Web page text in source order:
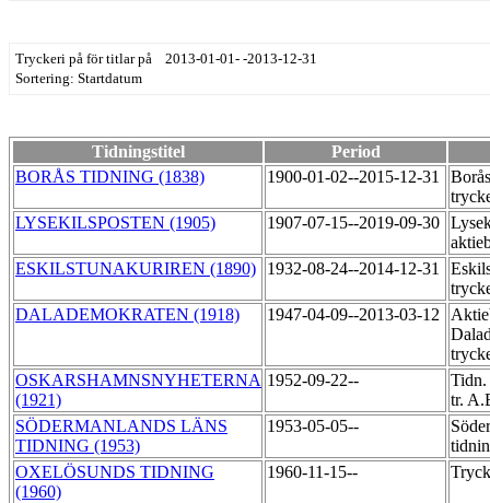
Tryckeri på för titlar på 2013-01-01- -2013-12-31
Sortering: Startdatum
Tidningstitel
Period
BORÅS TIDNING (1838)
1900-01-02--2015-12-31
LYSEKILSPOSTEN (1905)
1907-07-15--2019-09-30
ESKILSTUNAKURIREN (1890)
1932-08-24--2014-12-31
DALADEMOKRATEN (1918)
1947-04-09--2013-03-12
OSKARSHAMNSNYHETERNA
(1921)
1952-09-22--
Tidn.
tr.
SÖDERMANLANDS LÄNS
TIDNING (1953)
1953-05-05--
OXELÖSUNDS TIDNING
(1960)
1960-11-15--